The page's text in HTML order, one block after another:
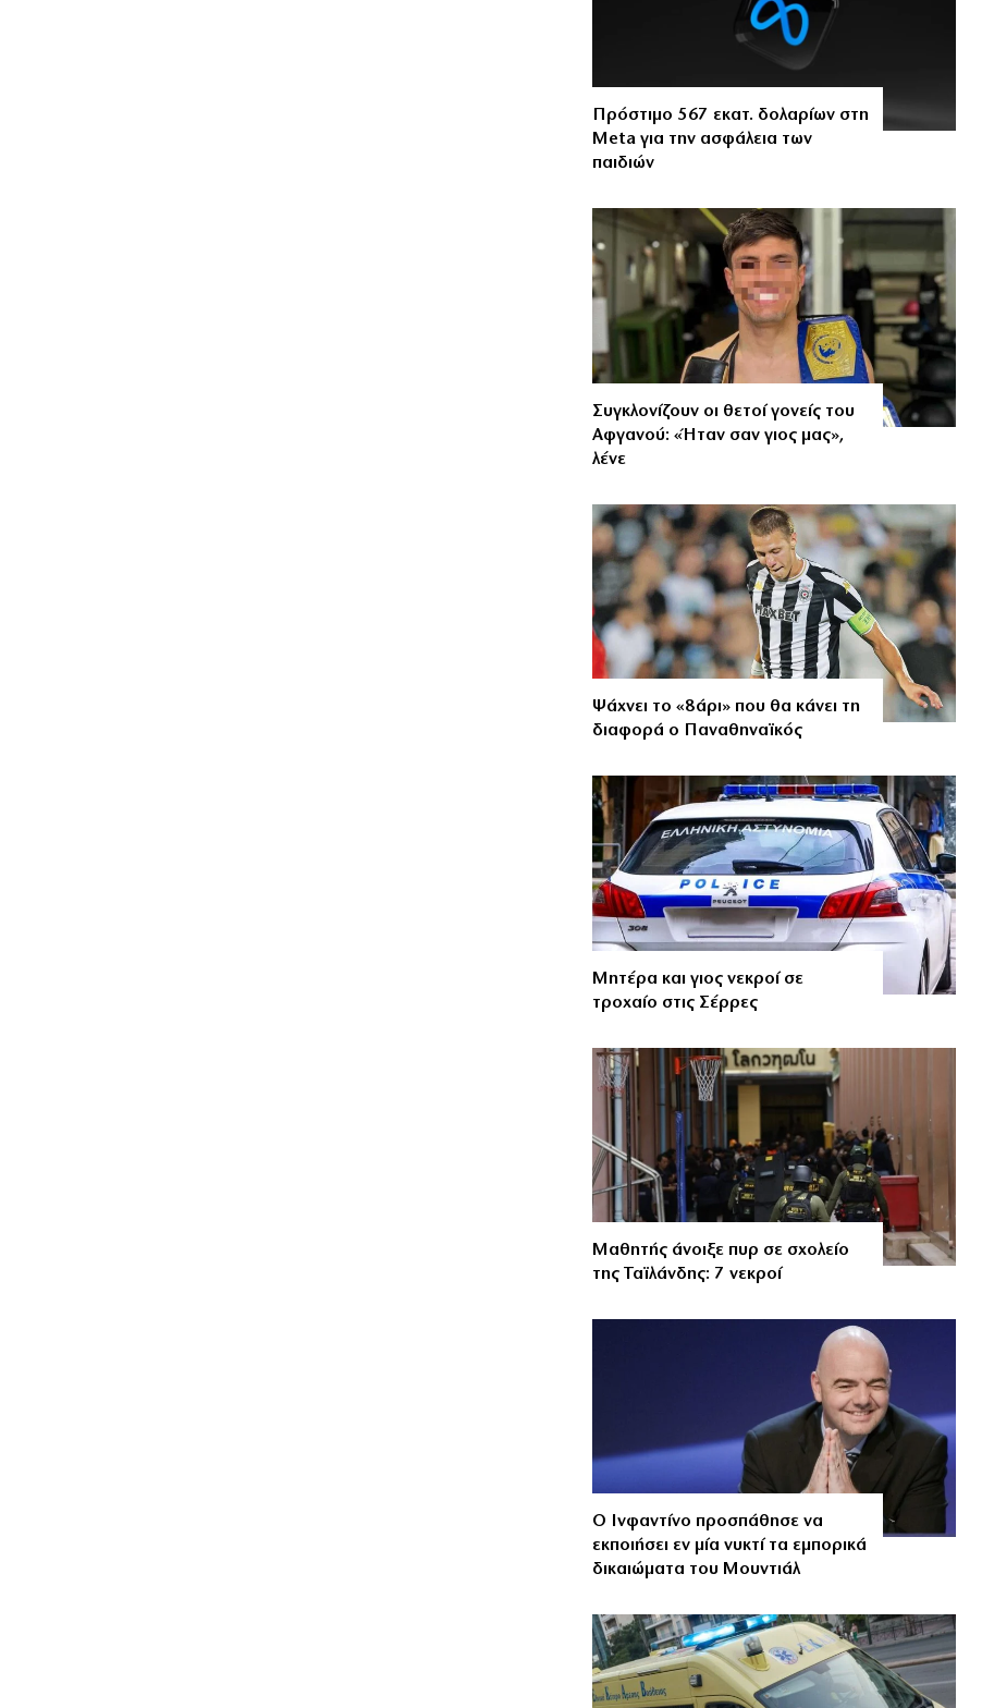
Πρόστιμο 567 εκατ. δολαρίων στη
Meta για την ασφάλεια των
παιδιών
Συγκλονίζουν οι θετοί γονείς του
Αφγανού: «Ήταν σαν γιος μας»,
λένε
Ψάχνει το «8άρι» που θα κάνει τη
διαφορά ο Παναθηναϊκός
Μητέρα και γιος νεκροί σε
τροχαίο στις Σέρρες
Μαθητής άνοιξε πυρ σε σχολείο
της Ταϊλάνδης: 7 νεκροί
Ο Ινφαντίνο προσπάθησε να
εκποιήσει εν μία νυκτί τα εμπορικά
δικαιώματα του Μουντιάλ